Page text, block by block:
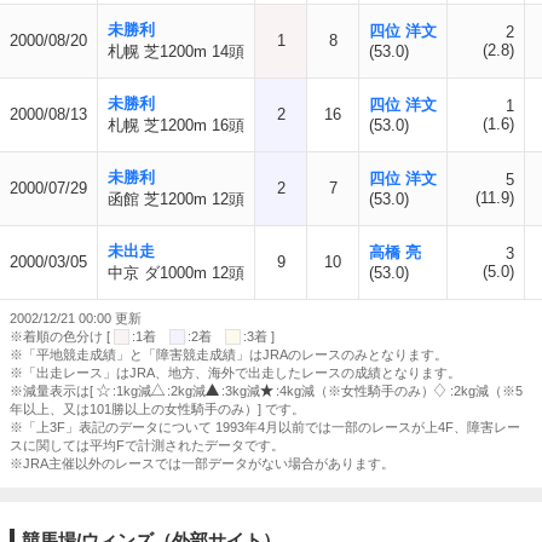
2000/08/20
未勝利
札幌 芝1200m 14頭
1 8
四位 洋文
(53.0)
2
(2.8)
2000/08/13
未勝利
札幌 芝1200m 16頭
2 16
四位 洋文
(53.0)
1
(1.6)
2000/07/29
未勝利
函館 芝1200m 12頭
2 7
四位 洋文
(53.0)
5
(11.9)
2000/03/05
未出走
中京 ダ1000m 12頭
9 10
高橋 亮
(53.0)
3
(5.0)
2002/12/21 00:00 更新
※着順の色分け [
:1着 :2着
:3着 ]
※「平地競走成績」と「障害競走成績」はJRAのレースのみとなります。
※「出走レース」はJRA、地方、海外で出走したレースの成績となります。
※減量表示は[
:1kg減 :2kg減 :3kg減 :4kg減（※女性騎手のみ）
:2kg減（※5
年以上、又は101勝以上の女性騎手のみ）] です。
※「上3F」表記のデータについて 1993年4月以前では一部のレースが上4F、障害レー
スに関しては平均Fで計測されたデータです。
※JRA主催以外のレースでは一部データがない場合があります。